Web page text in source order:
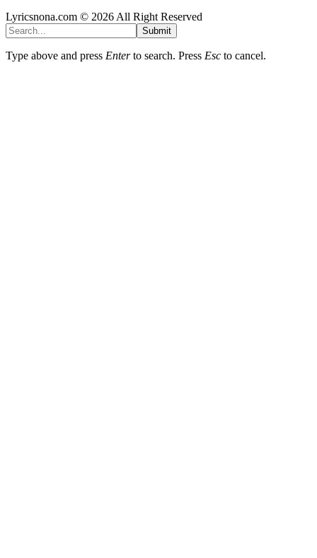
Lyricsnona.com © 2026 All Right Reserved
Submit
Type above and press Enterto search. Press Esc to cancel.